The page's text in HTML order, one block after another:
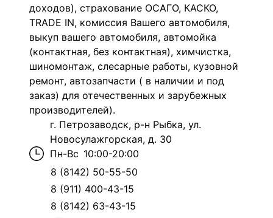
доходов), страхование ОСАГО, КАСКО,
TRADE IN, комиссия Вашего автомобиля,
выкуп вашего автомобиля, автомойка
(контактная, без контактная), химчистка,
шиномонтаж, слесарные работы, кузовной
ремонт, автозапчасти ( в наличии и под
заказ) для отечественных и зарубежных
производителей).
г. Петрозаводск, р-н Рыбка, ул.
Новосулажгорская, д. 30
Пн-Вс 10:00-20:00
8 (8142) 50-55-50
8 (911) 400-43-15
8 (8142) 63-43-15